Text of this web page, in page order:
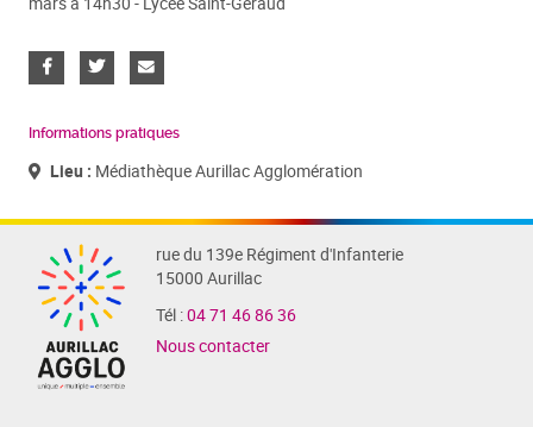
Informations pratiques
Lieu : Médiathèque Aurillac Agglomération
rue du 139e Régiment d'Infanterie
15000 Aurillac
Tél :04 71 46 86 36
Nous contacter